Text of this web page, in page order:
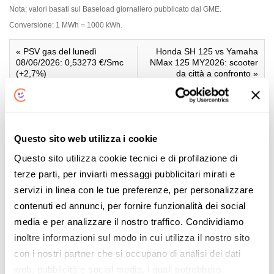
Questo sito web utilizza i cookie
Questo sito utilizza cookie tecnici e di profilazione di
terze parti, per inviarti messaggi pubblicitari mirati e
servizi in linea con le tue preferenze, per personalizzare
contenuti ed annunci, per fornire funzionalità dei social
media e per analizzare il nostro traffico. Condividiamo
inoltre informazioni sul modo in cui utilizza il nostro sito
con i nostri partner che si occupano di analisi dei dati
web, pubblicità e social media, i quali potrebbero
Nota: valori basati sul Baseload giornaliero pubblicato dal GME.
Conversione: 1 MWh = 1000 kWh.
« PSV gas del lunedì
08/06/2026: 0,53273 €/Smc
(+2,7%)
Honda SH 125 vs Yamaha
NMax 125 MY2026: scooter
da città a confronto »